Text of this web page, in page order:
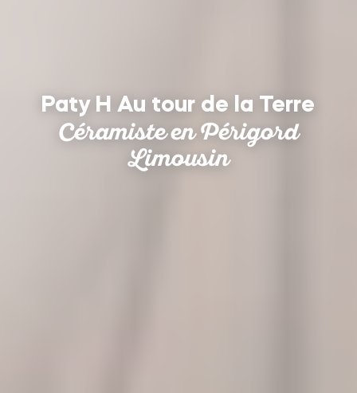
Paty H Au tour de la Terre
Céramiste en Périgord
Limousin